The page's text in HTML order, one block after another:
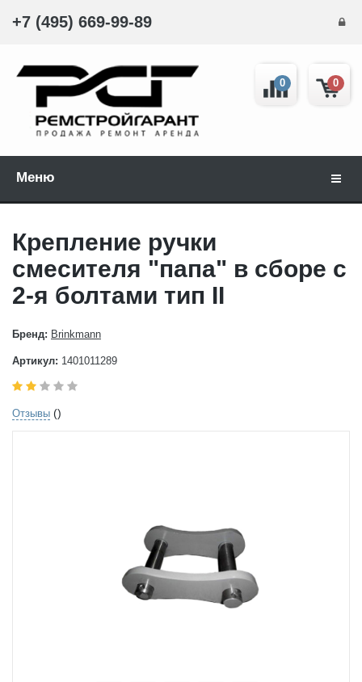
+7 (495) 669-99-89
0
0
Меню
Крепление ручки
смесителя "папа" в сборе с
2-я болтами тип II
Бренд: Brinkmann
Артикул: 1401011289
Отзывы ()